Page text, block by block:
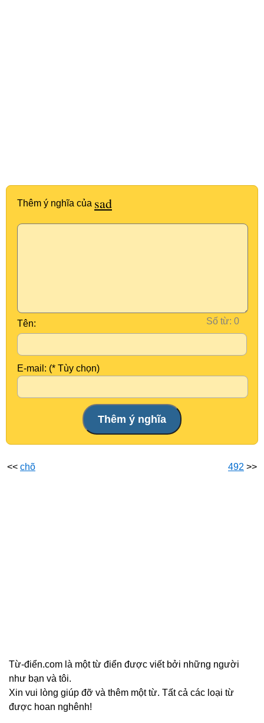
Thêm ý nghĩa của sad
Số từ:
Tên:
E-mail: (* Tùy chọn)
<< chõ 492 >>
Từ-điển.com là một từ điển được viết bởi những người
như bạn và tôi.
Xin vui lòng giúp đỡ và thêm một từ. Tất cả các loại từ
được hoan nghênh!